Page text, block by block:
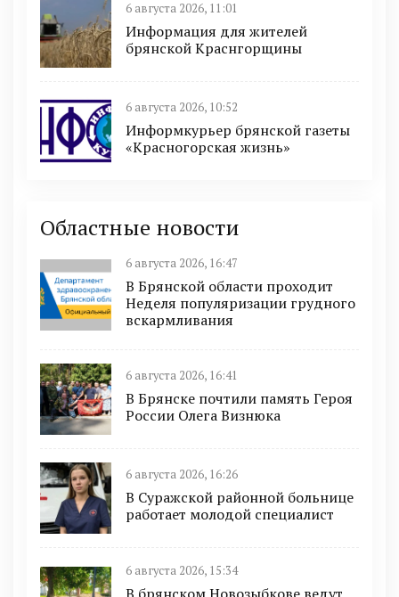
6 августа 2026, 11:01
Информация для жителей
брянской Краснгорщины
6 августа 2026, 10:52
Информкурьер брянской газеты
«Красногорская жизнь»
Областные новости
6 августа 2026, 16:47
В Брянской области проходит
Неделя популяризации грудного
вскармливания
6 августа 2026, 16:41
В Брянске почтили память Героя
России Олега Визнюка
6 августа 2026, 16:26
В Суражской районной больнице
работает молодой специалист
6 августа 2026, 15:34